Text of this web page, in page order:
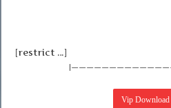
[restrict …]